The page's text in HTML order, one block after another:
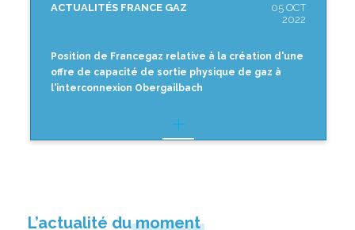
ACTUALITÉS FRANCE GAZ
05 OCT
2022
Position de Francegaz relative à la création d'une
offre de capacité de sortie physique de gaz à
l'interconnexion Obergailbach
L’actualité du moment